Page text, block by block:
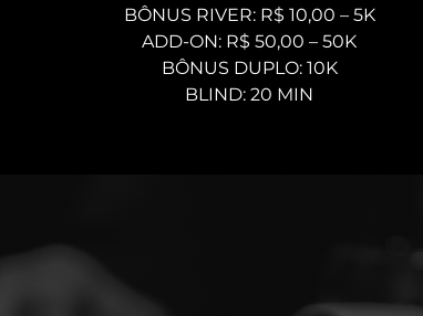
BÔNUS RIVER: R$ 10,00 – 5K
ADD-ON: R$ 50,00 – 50K
BÔNUS DUPLO: 10K
BLIND: 20 MIN